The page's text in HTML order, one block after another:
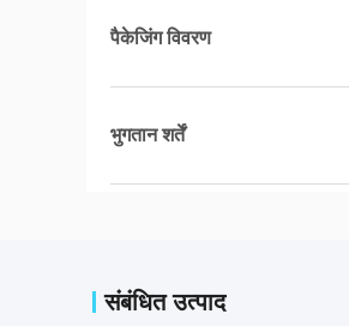
पैकेजिंग विवरण
भुगतान शर्तें
संबंधित उत्पाद